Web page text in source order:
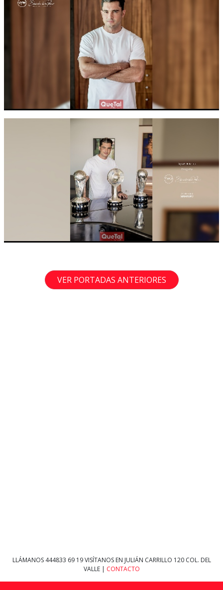
VER PORTADAS ANTERIORES
LLÁMANOS 444833 69 19VISÍTANOS EN JULIÁN CARRILLO 120 COL. DEL
VALLE | CONTACTO